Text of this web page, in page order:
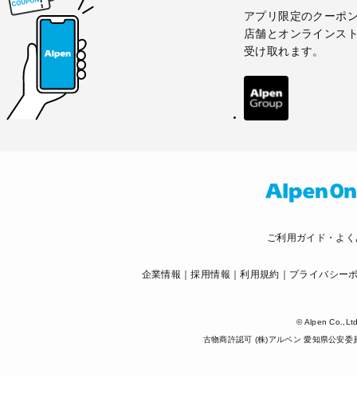
アプリ限定のクーポ
店舗とオンラインス
受け取れます。
ご利用ガイド・よ
企業情報 採用情報 利用規約 プライバシー
© Alpen
古物商許認可 (株)アルペン 愛知県公安